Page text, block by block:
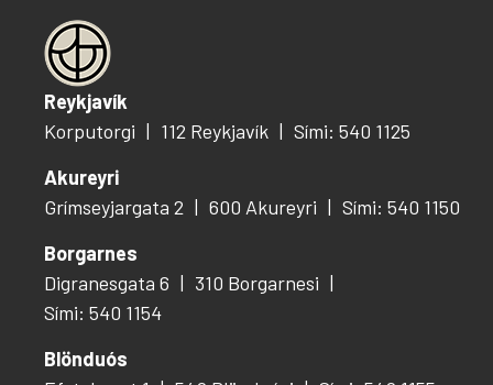
Reykjavík
Korputorgi
112 Reykjavík
Sími: 540 1125
Akureyri
Grímseyjargata 2
600 Akureyri
Sími: 540 1150
Borgarnes
Digranesgata 6
310 Borgarnesi
Sími: 540 1154
Blönduós